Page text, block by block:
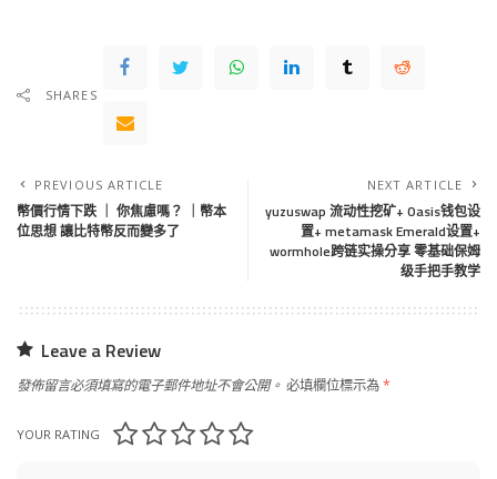
SHARES
PREVIOUS ARTICLE
幣價行情下跌 ｜ 你焦慮嗎？ ｜幣本
位思想 讓比特幣反而變多了
NEXT ARTICLE
yuzuswap 流动性挖矿+ Oasis钱包设
置+ metamask Emerald设置+
wormhole跨链实操分享 零基础保姆
级手把手教学
Leave a Review
發佈留言必須填寫的電子郵件地址不會公開。 必填欄位標示為*
YOUR RATING